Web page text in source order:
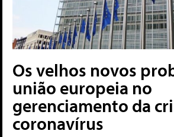
Os velhos novos
união europeia no
gerenciamento da
coronavírus